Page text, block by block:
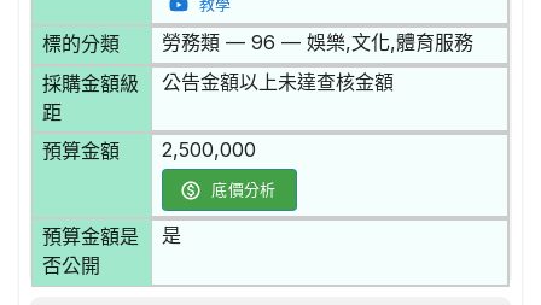
教學
標的分類 勞務類 — 96 — 娛樂,文化,體育服務
採購金額級
距
公告金額以上未達查核金額
預算金額 2,500,000
底價分析
預算金額是
否公開
是